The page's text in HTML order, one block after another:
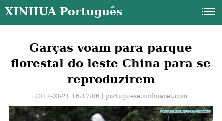
XINHUA Português
Garças voam para parque
florestal do leste China para se
reproduzirem
2017-03-21 16:17:06丨portuguese.xinhuanet.com